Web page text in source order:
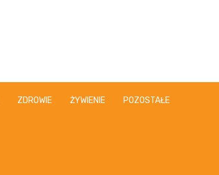
ZDROWIE ŻYWIENIE POZOSTAŁE